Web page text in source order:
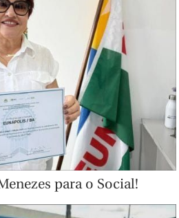
para o Social!